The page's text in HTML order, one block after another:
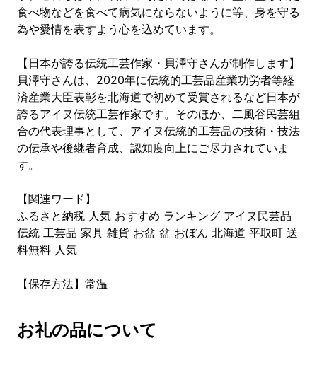
食べ物などを食べて病気にならないように等、身を守る
為や愛情を表すよう心を込めています。
【日本が誇る伝統工芸作家・貝澤守さんが制作します】
貝澤守さんは、2020年に伝統的工芸品産業功労者等経
済産業大臣表彰を北海道で初めて受賞されるなど日本が
誇るアイヌ伝統工芸作家です。そのほか、二風谷民芸組
合の代表理事として、アイヌ伝統的工芸品の技術・技法
の伝承や後継者育成、認知度向上にご尽力されていま
す。
【関連ワード】
ふるさと納税 人気 おすすめ ランキング アイヌ民芸品
伝統 工芸品 家具 雑貨 お盆 盆 おぼん 北海道 平取町 送
料無料 人気
【保存方法】常温
お礼の品について